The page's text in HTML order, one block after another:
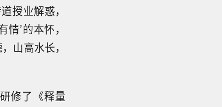
授业解惑，
’的本怀，
山高水长，
修了《释量